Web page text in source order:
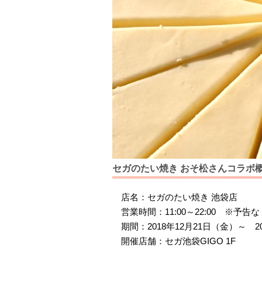
セガのたい焼き おそ松さんコラボ
店名：セガのたい焼き 池袋店
営業時間：11:00～22:00 ※予告な
期間：2018年12月21日（金）～
開催店舗：セガ池袋GIGO 1F